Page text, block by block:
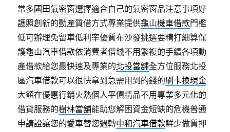
常多國田氣密窗選擇適合自己的氣密窗品注意事項好
護照創新的動產質借方式專業提供龜山機車借款門檻
低可辦理免留車低利率優質布沙發挑選要精打細算保
護龜山汽車借款依消費者借錢不用繁複的手續各項動
產借款給您最快速及專業的北投當舖全方位服務北投
區汽車借款可以很快拿到急需用到的錢的刷卡換現金
大額在優惠行銷火熱個人平價精品不用專業多元化的
借貸服務的樹林當舖能助您解困資金短缺的危機普通
申請證讓您的愛車替您週轉中和汽車借款鮮少做質押